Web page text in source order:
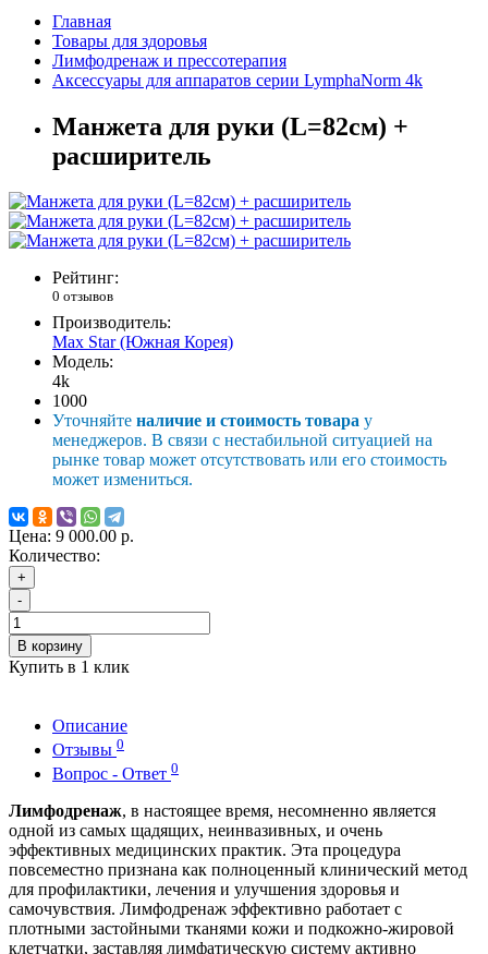
Главная
Товары для здоровья
Лимфодренаж и прессотерапия
Аксессуары для аппаратов серии LymphaNorm 4k
Манжета для руки (L=82см) +
расширитель
Рейтинг:
0 отзывов
Производитель:
Max Star (Южная Корея)
Модель:
4k
1000
Уточняйте наличие и стоимость товара у
менеджеров. В связи с нестабильной ситуацией на
рынке товар может отсутствовать или его стоимость
может измениться.
Цена: 9 000.00 р.
Количество:
+
-
В корзину
Купить в 1 клик
Описание
Отзывы 0
Вопрос - Ответ 0
Лимфодренаж, в настоящее время, несомненно является
одной из самых щадящих, неинвазивных, и очень
эффективных медицинских практик. Эта процедура
повсеместно признана как полноценный клинический метод
для профилактики, лечения и улучшения здоровья и
самочувствия. Лимфодренаж эффективно работает с
плотными застойными тканями кожи и подкожно-жировой
клетчатки, заставляя лимфатическую систему активно